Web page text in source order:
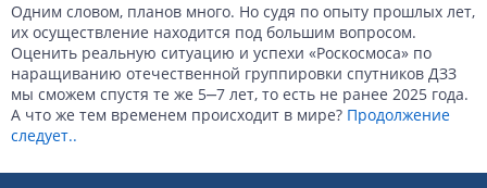
Одним словом, планов много. Но судя по опыту прошлых лет,
их осуществление находится под большим вопросом.
Оценить реальную ситуацию и успехи «Роскосмоса» по
наращиванию отечественной группировки спутников ДЗЗ
мы сможем спустя те же 5‒7 лет, то есть не ранее 2025 года.
А что же тем временем происходит в мире? Продолжение
следует..